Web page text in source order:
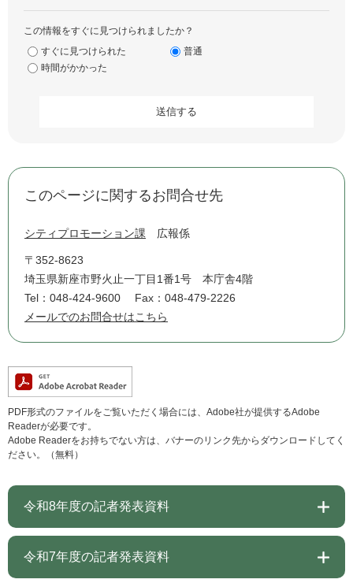
この情報をすぐに見つけられましたか？
すぐに見つけられた
普通
時間がかかった
このページに関するお問合せ先
シティプロモーション課 広報係
〒352-8623
埼玉県新座市野火止一丁目1番1号 本庁舎4階
Tel：048-424-9600
Fax：048-479-2226
メールでのお問合せはこちら
PDF形式のファイルをご覧いただく場合には、Adobe社が提供するAdobe
Readerが必要です。
Adobe Readerをお持ちでない方は、バナーのリンク先からダウンロードしてく
ださい。（無料）
令和8年度の記者発表資料
令和7年度の記者発表資料